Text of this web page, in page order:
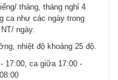
tháng, tháng nghỉ 4
ca như các ngày trong
ngày.
nhiệt độ khoảng 25 độ.
17:00, ca giữa 17:00 -